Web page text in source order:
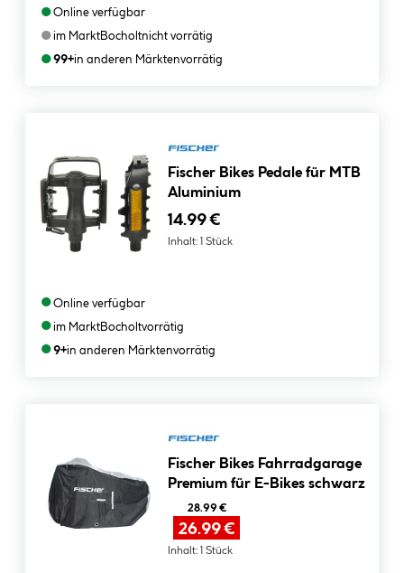
●Online verfügbar
●im MarktBocholtnicht vorrätig
●99+in anderen Märktenvorrätig
Fischer Bikes Pedale für MTB
Aluminium
14.99 €
Inhalt: 1 Stück
●Online verfügbar
●im MarktBocholtvorrätig
●9+in anderen Märktenvorrätig
Fischer Bikes Fahrradgarage
Premium für E-Bikes schwarz
28.99 €
26.99 €
Inhalt: 1 Stück